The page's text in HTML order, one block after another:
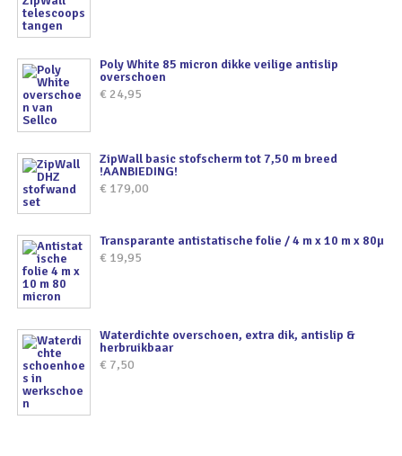
Poly White 85 micron dikke veilige antislip
overschoen
€ 24,95
ZipWall basic stofscherm tot 7,50 m breed
!AANBIEDING!
€ 179,00
Transparante antistatische folie / 4 m x 10 m x 80µ
€ 19,95
Waterdichte overschoen, extra dik, antislip &
herbruikbaar
€ 7,50